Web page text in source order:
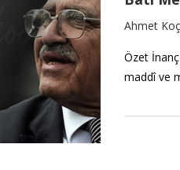
Ahmet
Özet
maddî ve